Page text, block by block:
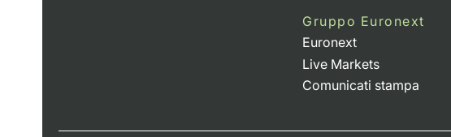
Gruppo Euronext
Euronext
Live Markets
Comunicati stampa